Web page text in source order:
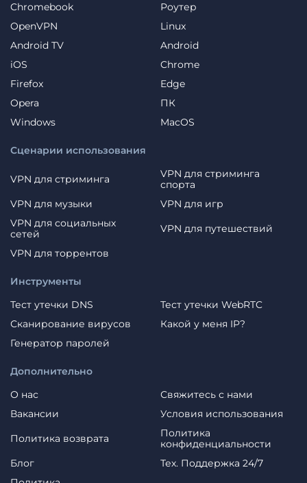
Chromebook
Роутер
OpenVPN
Linux
Android TV
Android
iOS
Chrome
Firefox
Edge
Opera
ПК
Windows
MacOS
Сценарии использования
VPN для стриминга
VPN для стриминга
спорта
VPN для музыки
VPN для игр
VPN для социальных
сетей
VPN для путешествий
VPN для торрентов
Дополнительно
О нас
Свяжитесь с нами
Вакансии
Условия использования
Политика возврата
Политика
конфиденциальности
Блог
Тех. Поддержка 24/7
Инструменты
Тест утечки DNS
Тест утечки WebRTC
Сканирование вирусов
Какой у меня IP?
Генератор паролей